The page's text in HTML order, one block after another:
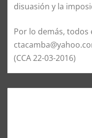
disuasión y la
Por lo demás, todos
(CCA 22-03-2016)